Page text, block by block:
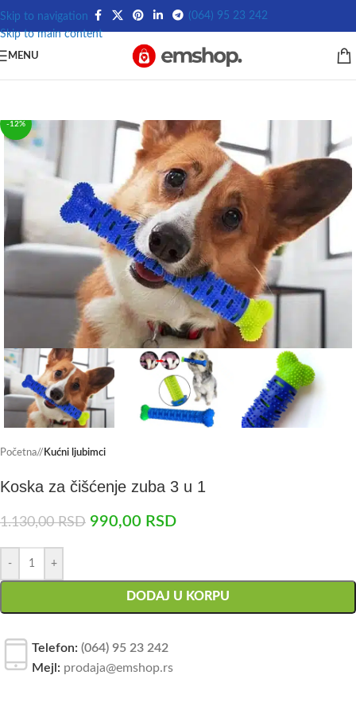
Skip to navigation
Skip to main content
(064) 95 23 242
MENU
-12%
Početna/ Kućni ljubimci
Koska za čišćenje zuba 3 u 1
1.130,00RSD 990,00 RSD
- +
DODAJ U KORPU
Telefon: (064) 95 23 242
Mejl: prodaja@emshop.rs